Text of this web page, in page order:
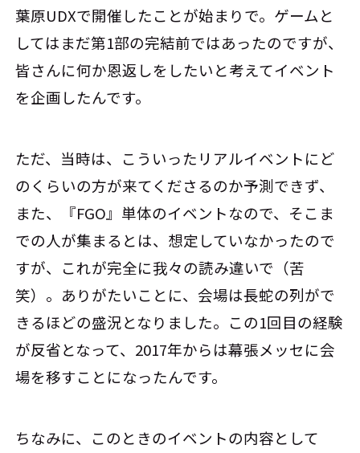
葉原UDXで開催したことが始まりで。ゲームと
してはまだ第1部の完結前ではあったのですが、
皆さんに何か恩返しをしたいと考えてイベント
を企画したんです。
ただ、当時は、こういったリアルイベントにど
のくらいの方が来てくださるのか予測できず、
また、『FGO』単体のイベントなので、そこま
での人が集まるとは、想定していなかったので
すが、これが完全に我々の読み違いで（苦
笑）。ありがたいことに、会場は長蛇の列がで
きるほどの盛況となりました。この1回目の経験
が反省となって、2017年からは幕張メッセに会
場を移すことになったんです。
ちなみに、このときのイベントの内容として